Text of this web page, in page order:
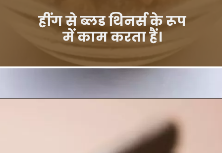
हींग से ब्लड थिनर्स के रूप
में काम करता हैं।